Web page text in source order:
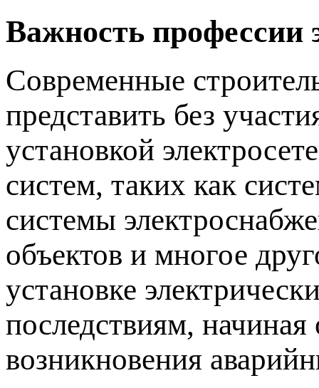
Важность профессии
Современные
представить без
установкой
систем, таких как
системы
объектов и многое
установке
последствиям,
возникновения